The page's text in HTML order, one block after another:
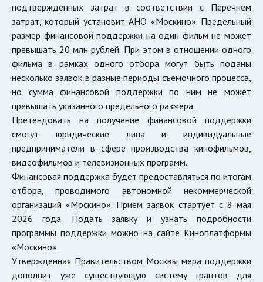
подтвержденных затрат в соответствии с Перечнем
затрат, который установит АНО «Москино». Предельный
размер финансовой поддержки на один фильм не может
превышать 20 млн рублей. При этом в отношении одного
фильма в рамках одного отбора могут быть поданы
несколько заявок в разные периоды съемочного процесса,
но сумма финансовой поддержки по ним не может
превышать указанного предельного размера.
Претендовать на получение финансовой поддержки
смогут юридические лица и индивидуальные
предприниматели в сфере производства кинофильмов,
видеофильмов и телевизионных программ.
Финансовая поддержка будет предоставляться по итогам
отбора, проводимого автономной некоммерческой
организаций «Москино». Прием заявок стартует с 8 мая
2026 года. Подать заявку и узнать подробности
программы поддержки можно на сайте Киноплатформы
«Москино».
Утвержденная Правительством Москвы мера поддержки
дополнит уже существующую систему грантов для